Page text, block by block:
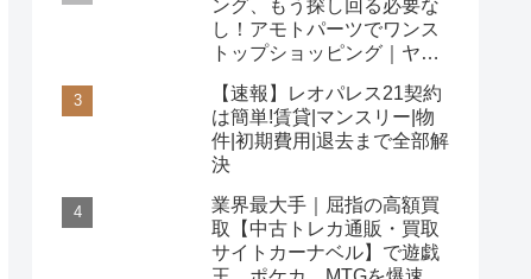
ング、もう探し回る必要な
し！アモトパーツでワンス
トップショッピング｜ヤマ
【速報】レオパレス21契約
は簡単!賃貸|マンスリー|物
件|初期費用|退去まで全部解
決
業界最大手｜屈指の高額買
取【中古トレカ通販・買取
サイトカーナベル】で遊戯